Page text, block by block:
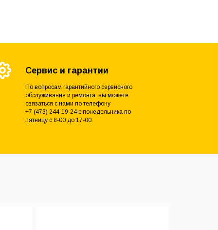
Сервис и гарантии
По вопросам гарантийного сервисного
обслуживания и ремонта, вы можете
связаться с нами по телефону
+7 (473) 244-19-24 с понедельника по
пятницу с 8-00 до 17-00.